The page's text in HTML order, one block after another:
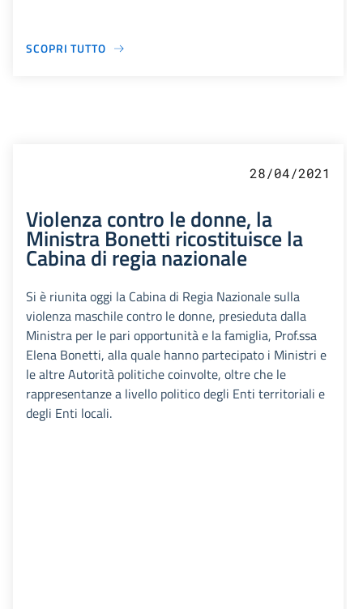
SCOPRI TUTTO
28/04/2021
Violenza contro le donne, la
Ministra Bonetti ricostituisce la
Cabina di regia nazionale
Si è riunita oggi la Cabina di Regia Nazionale sulla
violenza maschile contro le donne, presieduta dalla
Ministra per le pari opportunità e la famiglia, Prof.ssa
Elena Bonetti, alla quale hanno partecipato i Ministri e
le altre Autorità politiche coinvolte, oltre che le
rappresentanze a livello politico degli Enti territoriali e
degli Enti locali.